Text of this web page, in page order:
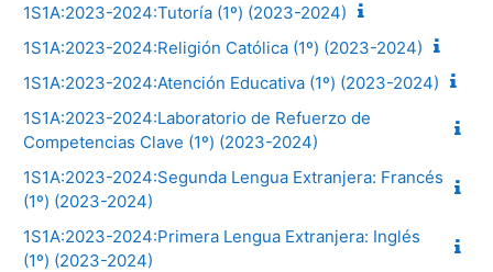
1S1A:2023-2024:Tutoría (1º) (2023-2024)
1S1A:2023-2024:Religión Católica (1º) (2023-2024)
1S1A:2023-2024:Atención Educativa (1º) (2023-2024)
1S1A:2023-2024:Laboratorio de Refuerzo de
Competencias Clave (1º) (2023-2024)
1S1A:2023-2024:Segunda Lengua Extranjera: Francés
(1º) (2023-2024)
1S1A:2023-2024:Primera Lengua Extranjera: Inglés
(1º) (2023-2024)